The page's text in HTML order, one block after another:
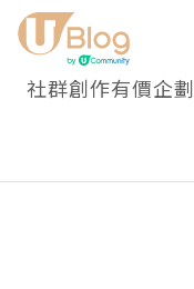
社群創作有價企劃